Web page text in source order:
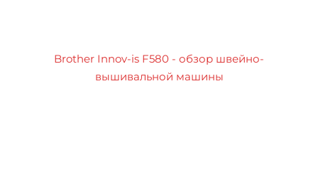
Brother Innov-is F580 - обзор швейно-
вышивальной машины